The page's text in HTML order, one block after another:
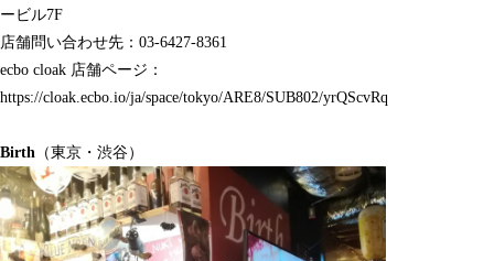
ービル7F
店舗問い合わせ先：03-6427-8361
ecbo cloak 店舗ページ：
https://cloak.ecbo.io/ja/space/tokyo/ARE8/SUB802/yrQScvRq
Birth （東京・渋谷）